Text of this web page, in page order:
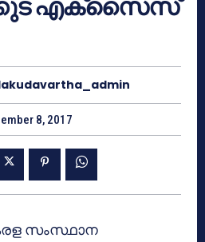
എക്‌സൈസ്
8, 2017
സംസ്ഥാന